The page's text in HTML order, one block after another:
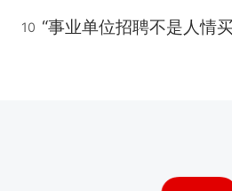
10 “事业单位招聘不是人情